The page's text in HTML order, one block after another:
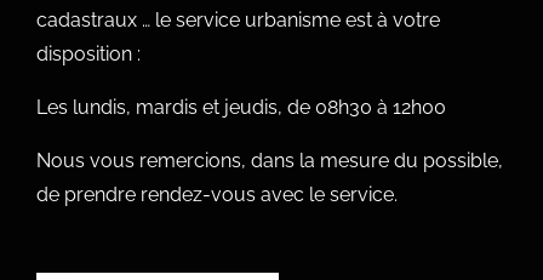
cadastraux … le service urbanisme est à votre
disposition :
Les lundis, mardis et jeudis, de 08h30 à 12h00
Nous vous remercions, dans la mesure du possible,
de prendre rendez-vous avec le service.